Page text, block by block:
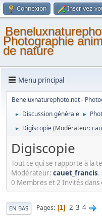
Connexion Inscrivez-
Photographie
de nature
Menu principal
Beneluxnaturephoto.net -
► Discussion générale ►
► Digiscopie(Modérateur:
Digiscopie
Tout ce qui se rapporte à la
Modérateur: cauet_francis.
0 Membres et 2 Invités dans
EN BAS Pages 1 2 3 4